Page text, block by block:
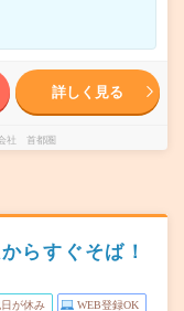
詳しく見る
社 首都圏
らすぐそば！
が休み WEB登録OK